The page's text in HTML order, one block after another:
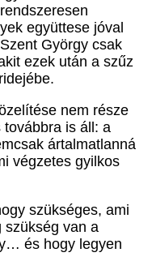
együttese jóval
György csak
ezek után a szűz
nem része
továbbra is áll: a
ártalmatlanná
végzetes gyilkos
szükséges, ami
szükség van a
és hogy legyen